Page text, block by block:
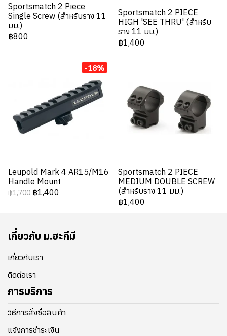
Sportsmatch 2 Piece
Single Screw (สำหรับราง 11
มม.)
฿800
Sportsmatch 2 PIECE
HIGH 'SEE THRU' (สำหรับ
ราง 11 มม.)
฿1,400
-18%
Leupold Mark 4 AR15/M16
Handle Mount
฿1,700 ฿1,400
Sportsmatch 2 PIECE
MEDIUM DOUBLE SCREW
(สำหรับราง 11 มม.)
฿1,400
เกี่ยวกับ ม.ฮะกีมี
เกี่ยวกับเรา
ติดต่อเรา
การบริการ
วิธีการสั่งซื้อสินค้า
แจ้งการชำระเงิน